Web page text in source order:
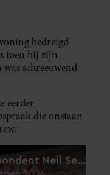
bedreigd
toen hij zijn
schreeuwend
eerder
die onstaan